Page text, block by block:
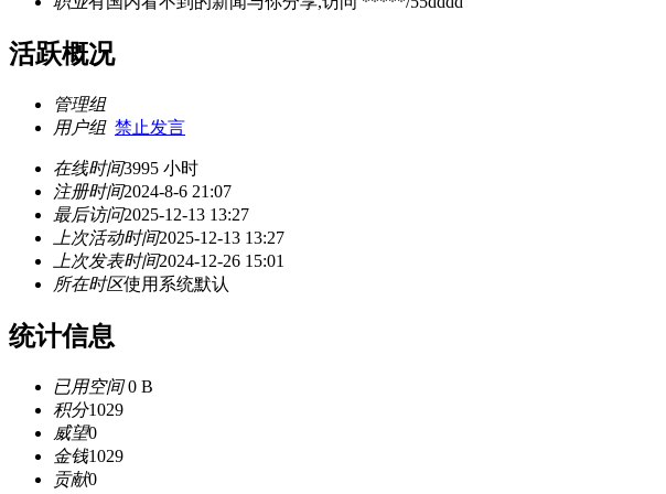
活跃概况
管理组
用户组 禁止发言
在线时间3995 小时
注册时间2024-8-6 21:07
最后访问2025-12-13 13:27
上次活动时间2025-12-13 13:27
上次发表时间2024-12-26 15:01
所在时区使用系统默认
统计信息
已用空间0 B
积分1029
威望0
金钱1029
贡献0